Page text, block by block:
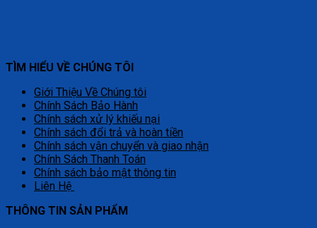
TÌM HIỂU VỀ CHÚNG TÔI
Giới Thiệu Về Chúng tôi
Chính Sách Bảo Hành
Chính sách xử lý khiếu nại
Chính sách đổi trả và hoàn tiền
Chính sách vận chuyển và giao nhận
Chính Sách Thanh Toán
Chính sách bảo mật thông tin
Liên Hệ
THÔNG TIN SẢN PHẨM